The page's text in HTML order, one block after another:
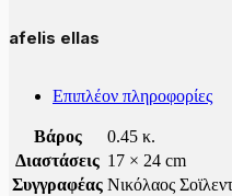
afelis ellas
Επιπλέον πληροφορίες
Βάρος
0.45 κ.
Διαστάσεις 17 × 24 cm
Συγγραφέας Νικόλαος